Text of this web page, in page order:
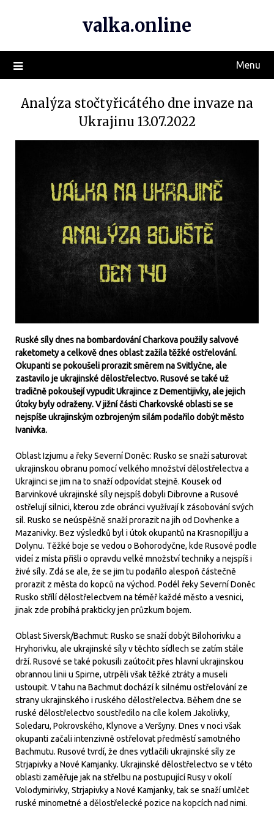
valka.online
Menu
Analýza stočtyřicátého dne invaze na
Ukrajinu 13.07.2022
Ruské síly dnes na bombardování Charkova použily salvové
raketomety a celkově dnes oblast zažila těžké ostřelování.
Okupanti se pokoušeli prorazit směrem na Svitlyčne, ale
zastavilo je ukrajinské dělostřelectvo. Rusové se také už
tradičně pokoušejí vypudit Ukrajince z Dementijivky, ale jejich
útoky byly odraženy. V jižní části Charkovské oblasti se se
nejspíše ukrajinským ozbrojeným silám podařilo dobýt město
Ivanivka.
Oblast Izjumu a řeky Severní Doněc: Rusko se snaží saturovat
ukrajinskou obranu pomocí velkého množství dělostřelectva a
Ukrajinci se jim na to snaží odpovídat stejně. Kousek od
Barvinkové ukrajinské síly nejspíš dobyli Dibrovne a Rusové
ostřelují silnici, kterou zde obránci využívají k zásobování svých
sil. Rusko se neúspěšně snaží prorazit na jih od Dovhenke a
Mazanivky. Bez výsledků byl i útok okupantů na Krasnopillju a
Dolynu. Těžké boje se vedou o Bohorodyčne, kde Rusové podle
videí z místa přišli o opravdu velké množství techniky a nejspíš i
živé síly. Zdá se ale, že se jim tu podařilo alespoň částečně
prorazit z města do kopců na východ. Podél řeky Severní Doněc
Rusko střílí dělostřelectvem na téměř každé město a vesnici,
jinak zde probíhá prakticky jen průzkum bojem.
Oblast Siversk/Bachmut: Rusko se snaží dobýt Bilohorivku a
Hryhorivku, ale ukrajinské síly v těchto sídlech se zatím stále
drží. Rusové se také pokusili zaútočit přes hlavní ukrajinskou
obrannou linii u Spirne, utrpěli však těžké ztráty a museli
ustoupit. V tahu na Bachmut dochází k silnému ostřelování ze
strany ukrajinského i ruského dělostřelectva. Během dne se
ruské dělostřelectvo soustředilo na cíle kolem Jakolivky,
Soledaru, Pokrovského, Klynove a Veršyny. Dnes v noci však
okupanti začali intenzivně ostřelovat předměstí samotného
Bachmutu. Rusové tvrdí, že dnes vytlačili ukrajinské síly ze
Strjapivky a Nové Kamjanky. Ukrajinské dělostřelectvo se v této
oblasti zaměřuje jak na střelbu na postupující Rusy v okolí
Volodymirivky, Strjapivky a Nové Kamjanky, tak se snaží umlčet
ruské minometné a dělostřelecké pozice na kopcích nad nimi.